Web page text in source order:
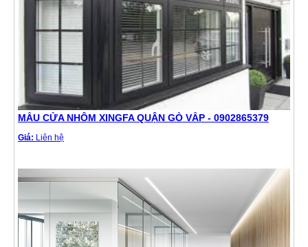
MẪU CỬA NHÔM XINGFA QUẬN GÒ VẤP - 0902865379
Giá: Liên hệ